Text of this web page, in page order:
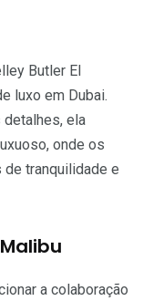
Butler El
luxo em Dubai.
detalhes, ela
onde os
tranquilidade e
a colaboração